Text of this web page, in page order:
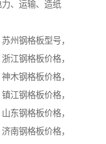
、运输、造纸
州钢格板型号，
江钢格板价格，
木钢格板价格，
江钢格板价格，
东钢格板价格，
南钢格板价格，